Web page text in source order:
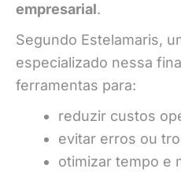
empresarial.
Segundo Estelamaris,
especializado nessa
ferramentas para:
reduzir custos
evitar erros ou
otimizar tempo e